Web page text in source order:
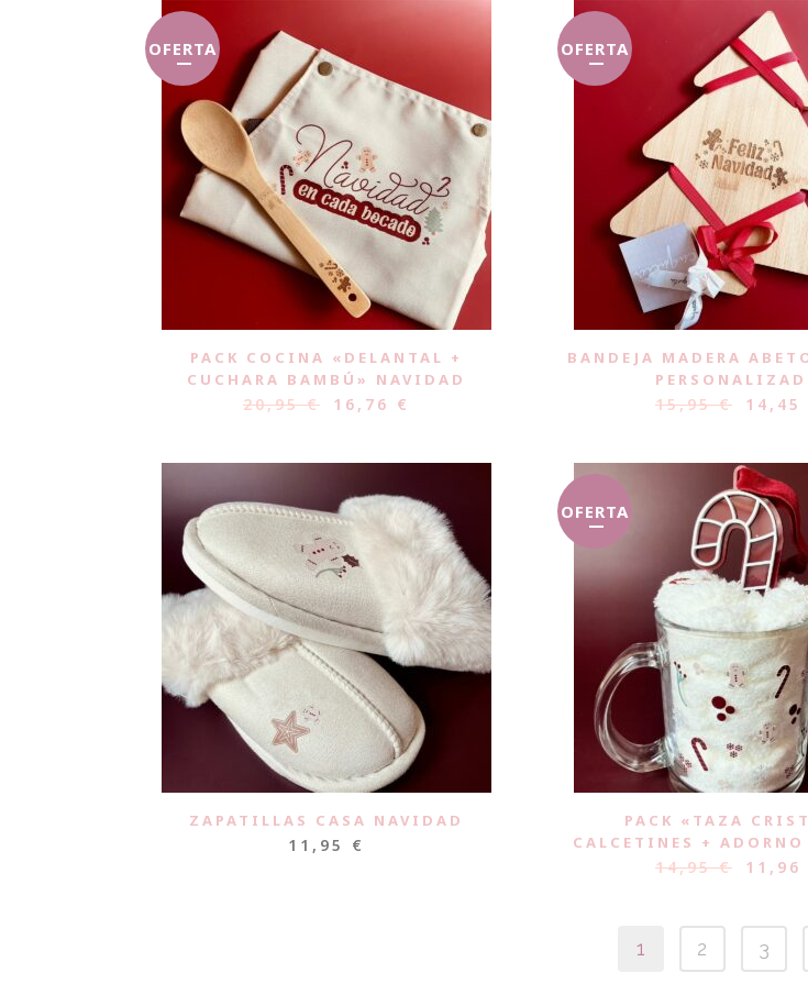
OFERTA
PACK COCINA «DELANTAL +
CUCHARA BAMBÚ» NAVIDAD
20,95€ 16,76 €
OFERTA
BANDEJA MADERA
15,95€ 14,45
ZAPATILLAS CASA NAVIDAD
11,95 €
OFERTA
PACK «TAZA
CALCETINES +
14,95€ 11,96
1 2 3